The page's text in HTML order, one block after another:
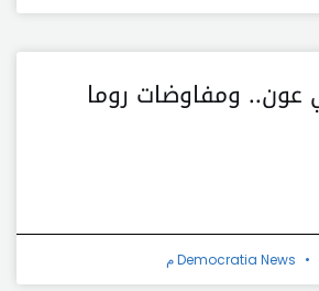
عون.. ومفاوضات روما
Democratia News